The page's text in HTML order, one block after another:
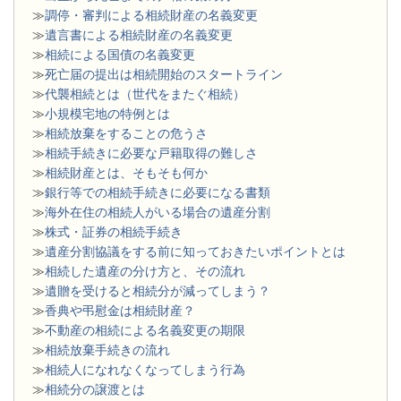
≫調停・審判による相続財産の名義変更
≫遺言書による相続財産の名義変更
≫相続による国債の名義変更
≫死亡届の提出は相続開始のスタートライン
≫代襲相続とは（世代をまたぐ相続）
≫小規模宅地の特例とは
≫相続放棄をすることの危うさ
≫相続手続きに必要な戸籍取得の難しさ
≫相続財産とは、そもそも何か
≫銀行等での相続手続きに必要になる書類
​≫海外在住の相続人がいる場合の遺産分割
≫株式・証券の相続手続き
≫遺産分割協議をする前に知っておきたいポイントとは
≫相続した遺産の分け方と、その流れ
≫遺贈を受けると相続分が減ってしまう？
≫香典や弔慰金は相続財産？
≫不動産の相続による名義変更の期限
≫相続放棄手続きの流れ
≫相続人になれなくなってしまう行為
≫相続分の譲渡とは